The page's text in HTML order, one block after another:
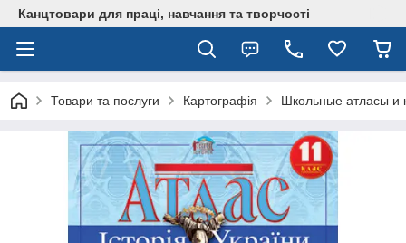
Канцтовари для працi, навчання та творчостi
Товари та послуги Картографія Школьные атласы и